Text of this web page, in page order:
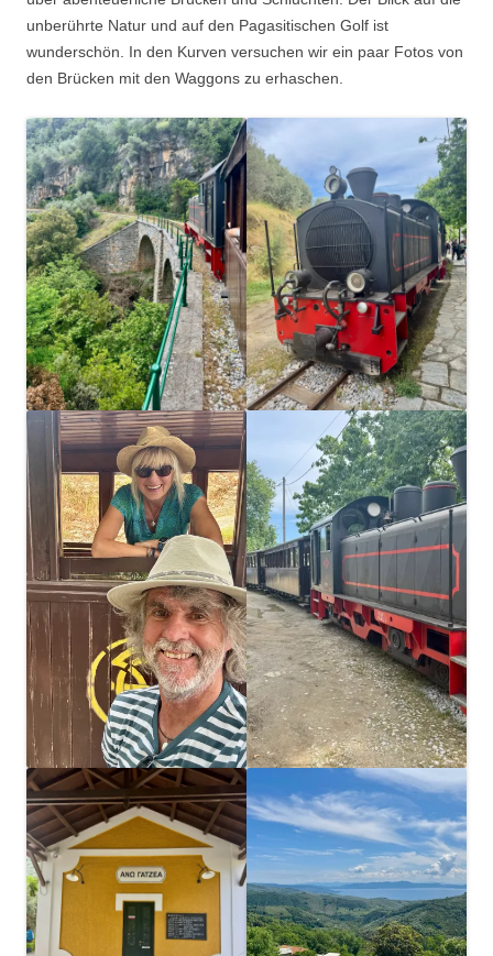
unbеrührte Natur und auf den Pagasitischen Golf ist
wunderschön. In den Kurven versuchen wir ein paar Fotos von
den Brücken mit den Waggons zu erhaschen.